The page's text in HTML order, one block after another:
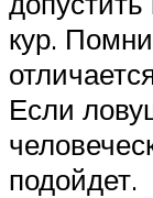
кур.
Если
подойдет.